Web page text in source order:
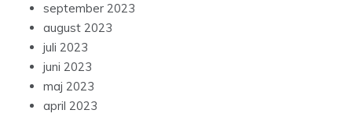
september 2023
august 2023
juli 2023
juni 2023
maj 2023
april 2023